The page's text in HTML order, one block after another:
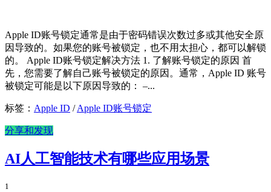
Apple ID账号锁定通常是由于密码错误次数过多或其他安全原
因导致的。如果您的账号被锁定，也不用太担心，都可以解锁
的。 Apple ID账号锁定解决方法 1. 了解账号锁定的原因 首
先，您需要了解自己账号被锁定的原因。通常，Apple ID 账号
被锁定可能是以下原因导致的： –...
标签： Apple ID /Apple ID账号锁定
分享和发现
AI人工智能技术有哪些应用场景
1